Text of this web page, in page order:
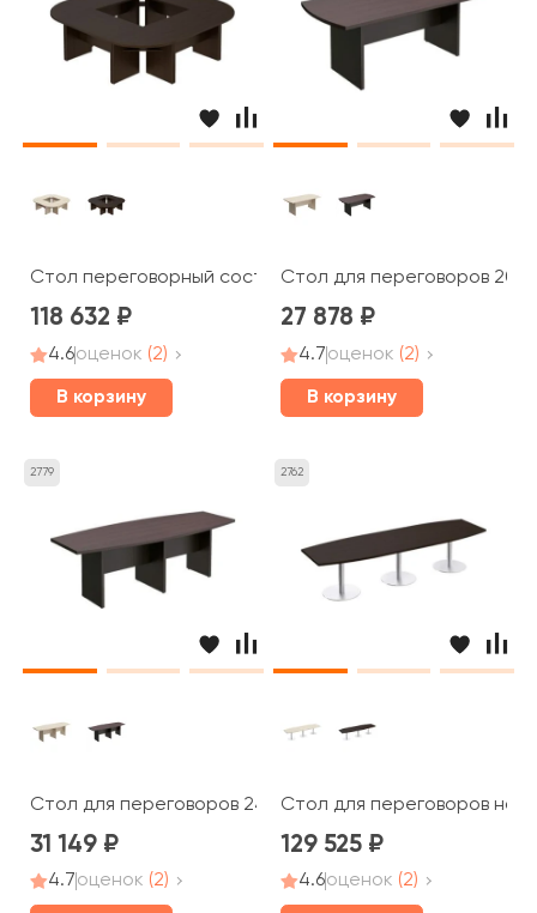
Стол переговорный составной 280x280x75 Born
118 632
4.6оценок (2)
В корзину
Стол для переговоров
27 878
4.7оценок (2)
В корзину
2779
Стол для переговоров 240x90x75 Born
31 149
4.7оценок (2)
2762
Стол для переговоров на
129 525
4.6оценок (2)